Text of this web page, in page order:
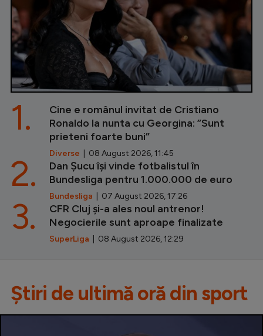
Cine e românul invitat de Cristiano
Ronaldo la nunta cu Georgina: ”Sunt
prieteni foarte buni”
Diverse | 08 August 2026, 11:45
1.
Dan Șucu își vinde fotbalistul în
Bundesliga pentru 1.000.000 de euro
Bundesliga | 07 August 2026, 17:26
2.
CFR Cluj și-a ales noul antrenor!
Negocierile sunt aproape finalizate
SuperLiga | 08 August 2026, 12:29
3.
Știri de ultimă oră din sport